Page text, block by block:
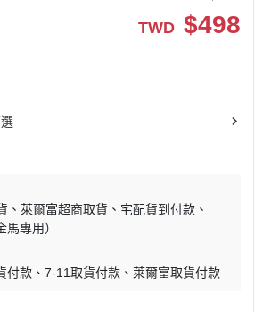
TWD $498
萊爾富超商取貨
宅配貨到付款
專用）
付款 7-11取貨付款 萊爾富取貨付款